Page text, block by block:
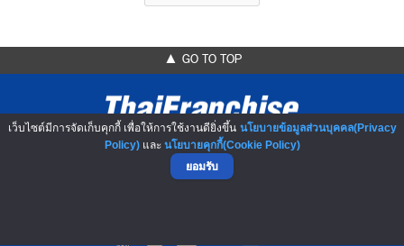
▲ GO TO TOP
เว็บไซต์มีการจัดเก็บคุกกี้ เพื่อให้การใช้งานดียิ่งขึ้น นโยบายข้อมูลส่วนบุคคล(Privacy
Policy)และ นโยบายคุกกี้(Cookie Policy)
ยอมรับ